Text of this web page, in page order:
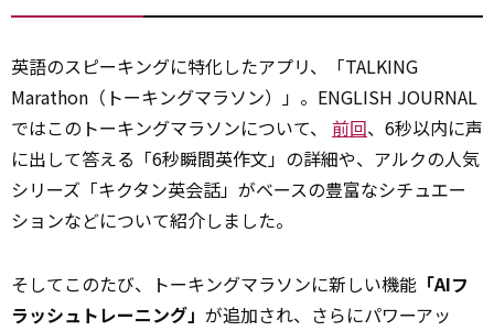
英語のスピーキングに特化したアプリ、「TALKING
Marathon（トーキングマラソン）」。ENGLISH JOURNAL
ではこのトーキングマラソンについて、 前回、6秒以内に声
に出して答える「6秒瞬間英作文」の詳細や、アルクの人気
シリーズ「キクタン英会話」がベースの豊富なシチュエー
ションなどについて紹介しました。
そしてこのたび、トーキングマラソンに新しい機能 「AIフ
ラッシュトレーニング」 が追加され、さらにパワーアッ